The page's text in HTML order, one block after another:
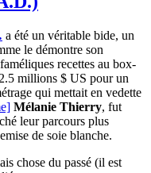
a été un véritable bide, un
le démontre son
recettes au box-
millions $ US pour un
qui mettait en vedette
Mélanie Thierry, fut
leur parcours plus
de soie blanche.
chose du passé (il est